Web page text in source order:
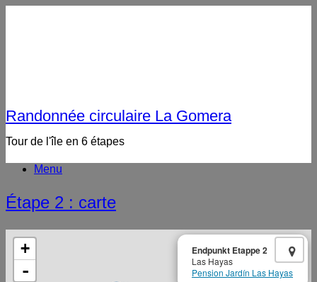
Randonnée circulaire La Gomera
Tour de l'île en 6 étapes
Menu
Étape 2 : carte
Endpunkt Etappe 2
Las Hayas
Pension Jardín Las Hayas
+
-